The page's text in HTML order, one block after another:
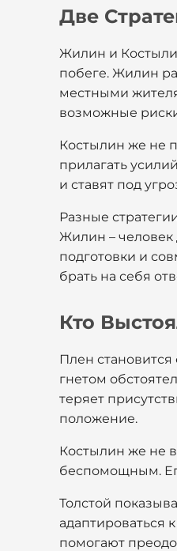
Две
Жилин и
побеге. Жилин
местными
возможные
Костылин же не
прилагать
и ставят под
Разные
Жилин – человек
подготовки и
брать на себя
Кто
Плен
гнетом
теряет
положение.
Костылин же не
беспомощным.
Толстой
адаптироваться
помогают